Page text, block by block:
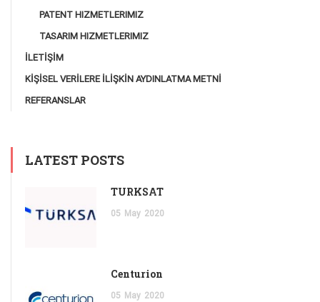
PATENT HIZMETLERIMIZ
TASARIM HIZMETLERIMIZ
İLETİŞİM
KİŞİSEL VERİLERE İLİŞKİN AYDINLATMA METNİ
REFERANSLAR
LATEST POSTS
TÜRKSAT
05 May 2020
Centurion
05 May 2020